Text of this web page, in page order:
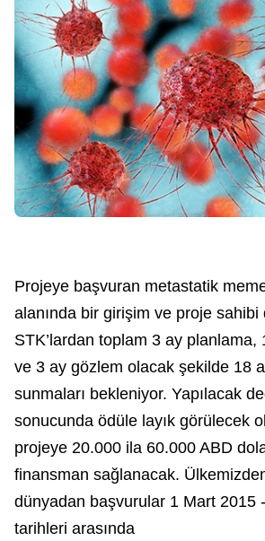
Projeye başvuran metastatik
alanında bir girişim ve proje sahibi
STK’lardan toplam 3 ay planlama,
ve 3 ay gözlem olacak şekilde 18
sunmaları bekleniyor. Yapılacak
sonucunda ödüle layık görülecek
projeye 20.000 ila 60.000 ABD
finansman sağlanacak.
dünyadan başvurular 1 Mart 2015
tarihleri arasında